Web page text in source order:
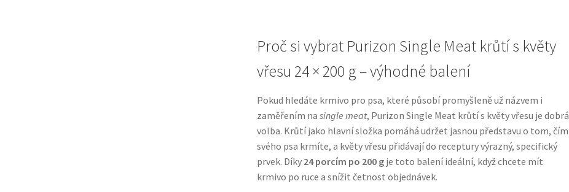
Proč si vybrat Purizon Single Meat krůtí s květy
vřesu 24 × 200 g – výhodné balení
Pokud hledáte krmivo pro psa, které působí promyšleně už názvem i
zaměřením na single meat, Purizon Single Meat krůtí s květy vřesu je dobrá
volba. Krůtí jako hlavní složka pomáhá udržet jasnou představu o tom, čím
svého psa krmíte, a květy vřesu přidávají do receptury výrazný, specifický
prvek. Díky 24 porcím po 200 gje toto balení ideální, když chcete mít
krmivo po ruce a snížit četnost objednávek.